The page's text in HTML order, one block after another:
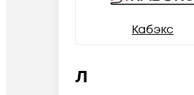
Кабэкс
Л